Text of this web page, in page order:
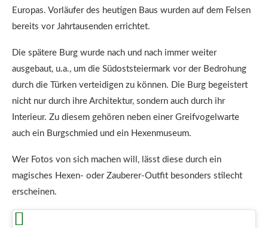
Europas. Vorläufer des heutigen Baus wurden auf dem Felsen
bereits vor Jahrtausenden errichtet.
Die spätere Burg wurde nach und nach immer weiter
ausgebaut, u.a., um die Südoststeiermark vor der Bedrohung
durch die Türken verteidigen zu können. Die Burg begeistert
nicht nur durch ihre Architektur, sondern auch durch ihr
Interieur. Zu diesem gehören neben einer Greifvogelwarte
auch ein Burgschmied und ein Hexenmuseum.
Wer Fotos von sich machen will, lässt diese durch ein
magisches Hexen- oder Zauberer-Outfit besonders stilecht
erscheinen.